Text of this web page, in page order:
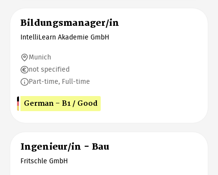
Bildungsmanager/in
IntelliLearn Akademie GmbH
Munich
not specified
Part-time, Full-time
German - B1 / Good
Ingenieur/in - Bau
Fritschle GmbH